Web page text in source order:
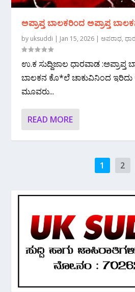
ಅಪ್ರಾಪ್ತ ಬಾಲಕರಿಂದ ಅಪ್ರಾಪ್ತ
by uksuddi | Jan 15, 2026 |ಅಪರಾಧ,
ಉ.ಕ‌ ಸುದ್ದಿಜಾಲ ಧಾರವಾಡ :ಅಪ್ರಾಪ್ತ
ಬಾಲಕನ ಕೊ*ಲೆ ಚಾಕುವಿನಿಂದ
ಮೂವರು...
READ MORE
1 2